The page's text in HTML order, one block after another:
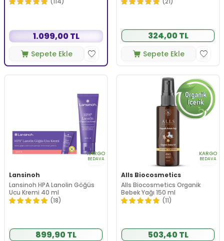
1.099,00 TL
Sepete Ekle
324,00 TL
Sepete Ekle
KARGO
BEDAVA
Lansinoh
Lansinoh HPA Lanolin Göğüs
Ucu Kremi 40 ml
(18)
899,90 TL
KARGO
BEDAVA
Alls Biocosmetics
Alls Biocosmetics Organik
Bebek Yağı 150 ml
(11)
503,40 TL